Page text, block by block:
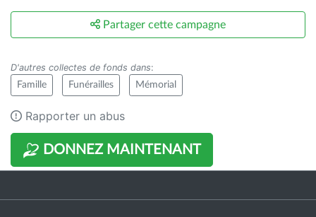
DONNEZ MAINTENANT
Partager cette campagne
D'autres collectes de fonds dans:
Famille Funérailles Mémorial
Rapporter un abus